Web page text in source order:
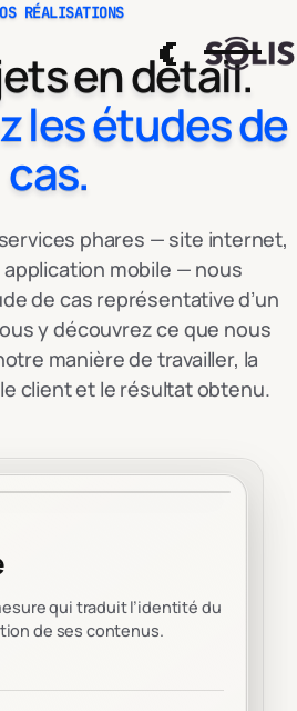
RÉALISATIONS
en détail.
les études de
cas.
phares — site internet,
mobile — nous
de cas représentative d’un
y découvrez ce que nous
manière de travailler, la
client et le résultat obtenu.
qui traduit l’identité du
de ses contenus.